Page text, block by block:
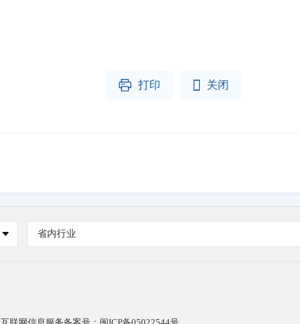
 打印  关闭
省内行业